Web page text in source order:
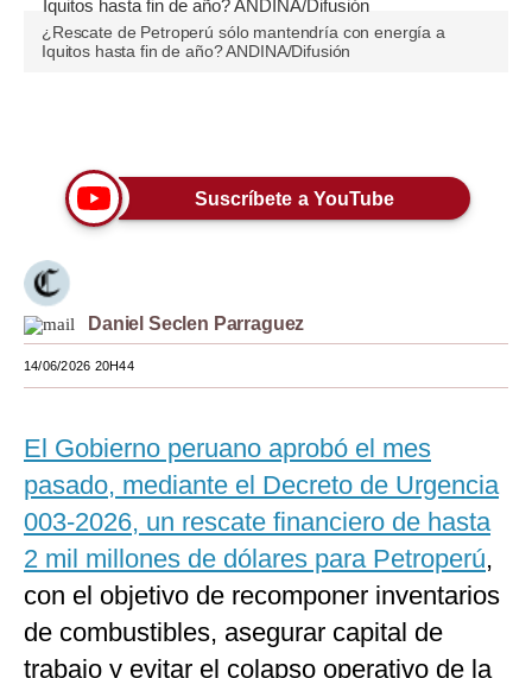
Tendencias
Moda
Estilos
Mundo
EEUU
México
Internacional
Tecnología
Club del Suscriptor
Mix
G de Gestión
¿Rescate de Petroperú sólo mantendría con energía a
Iquitos hasta fin de año? ANDINA/Difusión
Suscríbete a YouTube
Daniel Seclen Parraguez
14/06/2026 20H44
El Gobierno peruano aprobó el mes
pasado, mediante el Decreto de Urgencia
003-2026, un rescate financiero de hasta
2 mil millones de dólares para Petroperú,
con el objetivo de recomponer inventarios
de combustibles, asegurar capital de
trabajo y evitar el colapso operativo de la